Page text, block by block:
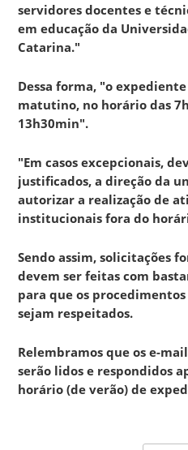
servidores docentes e
em educação da
Catarina."
Dessa forma, "o
matutino, no horário das
13h30min".
"Em casos excepcionais,
justificados, a direção da
autorizar a realização de
institucionais fora do
Sendo assim, solicitações
devem ser feitas com
para que os
sejam respeitados.
Relembramos que os e-
serão lidos e respondidos
horário (de verão) de